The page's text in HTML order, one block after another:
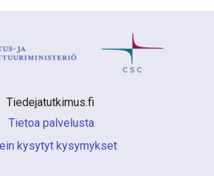
Tiedejatutkimus.fi
Tietoa palvelusta
kysytyt kysymykset